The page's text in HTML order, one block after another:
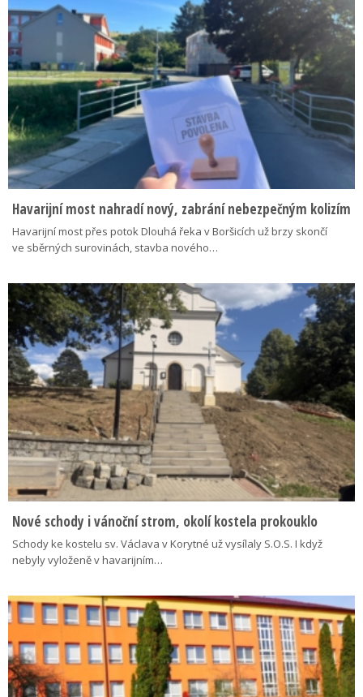
Havarijní most nahradí nový, zabrání nebezpečným kolizím
Havarijní most přes potok Dlouhá řeka v Boršicích už brzy skončí
ve sběrných surovinách, stavba nového…
Nové schody i vánoční strom, okolí kostela prokouklo
Schody ke kostelu sv. Václava v Korytné už vysílaly S.O.S. I když
nebyly vyloženě v havarijním…